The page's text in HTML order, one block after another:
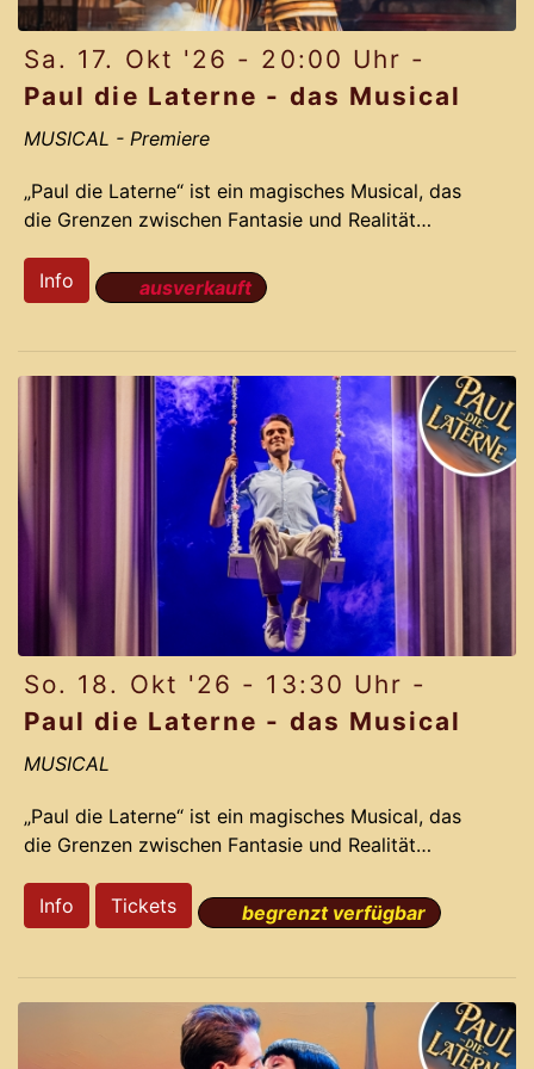
Sa. 17. Okt '26 - 20:00 Uhr -
Paul die Laterne - das Musical
MUSICAL - Premiere
„Paul die Laterne“ ist ein magisches Musical, das
die Grenzen zwischen Fantasie und Realität
Erfolgsproduzenten des Gloria-Theaters nehmen
Dich mit auf eine irrwitzige Reise voller Romantik,
Musical LICHTERLOH aus dem Jahr 2012 gelingt
Komponist Jochen Frank Schmidt und seinem
Team ein Remake, das das Originals mit neuen
bahnbrechenden Ideen vergoldet.
Pa
Info ausverkauft
So. 18. Okt '26 - 13:30 Uhr -
Paul die Laterne - das Musical
MUSICAL
„Paul die Laterne“ ist ein magisches Musical, das
die Grenzen zwischen Fantasie und Realität
Erfolgsproduzenten des Gloria-Theaters nehmen
Dich mit auf eine irrwitzige Reise voller Romantik,
Musical LICHTERLOH aus dem Jahr 2012 gelingt
Komponist Jochen Frank Schmidt und seinem
Info Tickets begrenzt verfügbar